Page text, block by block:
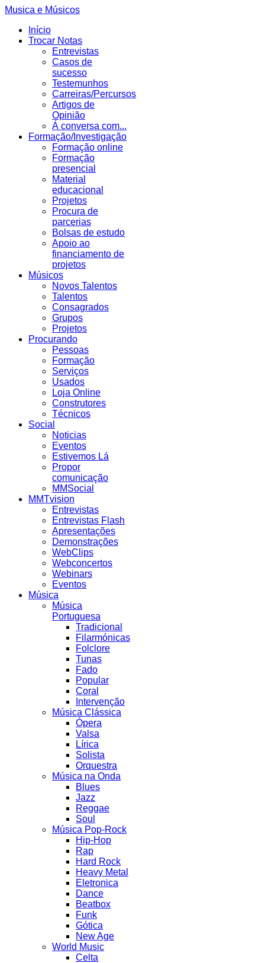
Musica e Músicos
Início
Trocar Notas
Entrevistas
Casos de
sucesso
Testemunhos
Carreiras/Percursos
Artigos de
Opinião
Á conversa com...
Formação/Investigação
Formação online
Formação
presencial
Material
educacional
Projetos
Procura de
parcerias
Bolsas de estudo
Apoio ao
financiamento de
projetos
Músicos
Novos Talentos
Talentos
Consagrados
Grupos
Projetos
Procurando
Pessoas
Formação
Serviços
Usados
Loja Online
Construtores
Técnicos
Social
Noticias
Eventos
Estivemos Lá
Propor
comunicação
MMSocial
MMTvision
Entrevistas
Entrevistas Flash
Apresentações
Demonstrações
WebClips
Webconcertos
Webinars
Eventos
Música
Música
Portuguesa
Tradicional
Filarmónicas
Folclore
Tunas
Fado
Popular
Coral
Intervenção
Música Clássica
Ópera
Valsa
Lírica
Solista
Orquestra
Música na Onda
Blues
Jazz
Reggae
Soul
Música Pop-Rock
Hip-Hop
Rap
Hard Rock
Heavy Metal
Eletronica
Dance
Beatbox
Funk
Gótica
New Age
World Music
Celta